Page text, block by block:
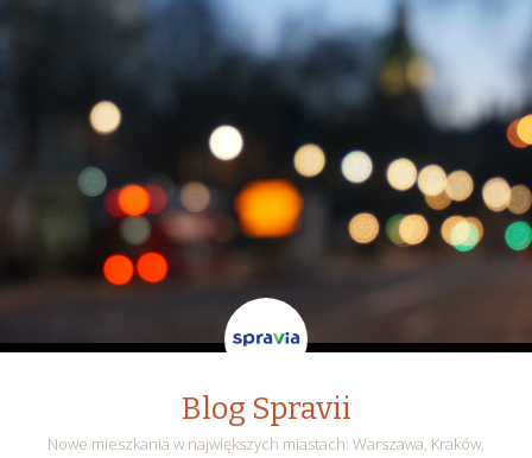
Blog Spravii
Nowe mieszkania w największych miastach: Warszawa, Kraków,